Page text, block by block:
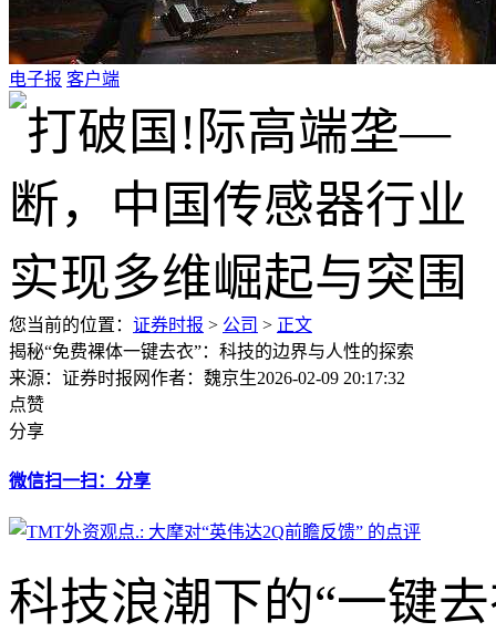
电子报 客户端
您当前的位置： 证券时报 > 公司 > 正文
揭秘“免费裸体一键去衣”：科技的边界与人性的探索
来源：证券时报网作者：魏京生2026-02-09 20:17:32
点赞
分享
微信扫一扫：分享
科技浪潮下的“一键